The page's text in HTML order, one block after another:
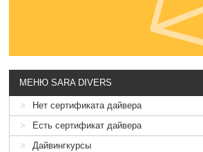
МЕНЮ SARA DIVERS
Нет сертификата дайвера
Есть сертификат дайвера
Дайвингкурсы